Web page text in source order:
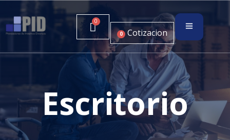
0 Cotizacion
Escritorio